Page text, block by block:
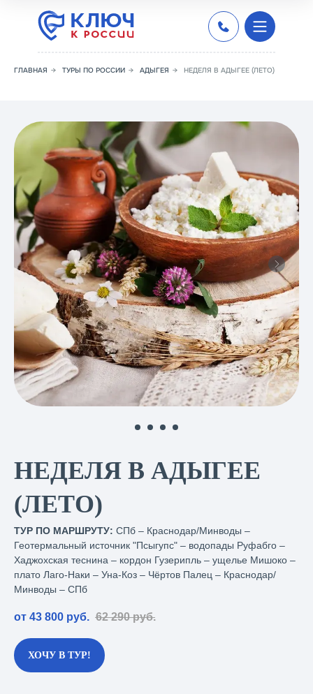
ГЛАВНАЯ → ТУРЫ ПО РОССИИ → АДЫГЕЯ → НЕДЕЛЯ В АДЫГЕЕ (ЛЕТО)
НЕДЕЛЯ В АДЫГЕЕ
(ЛЕТО)
ТУР ПО МАРШРУТУ: СПб – Краснодар/Минводы –
Геотермальный источник "Псыгупс" – водопады Руфабго –
Хаджохская теснина – кордон Гузерипль – ущелье Мишоко –
плато Лаго-Наки – Уна-Коз – Чёртов Палец – Краснодар/
Минводы – СПб
от 43 800 руб. 62 290 руб.
ХОЧУ В ТУР!